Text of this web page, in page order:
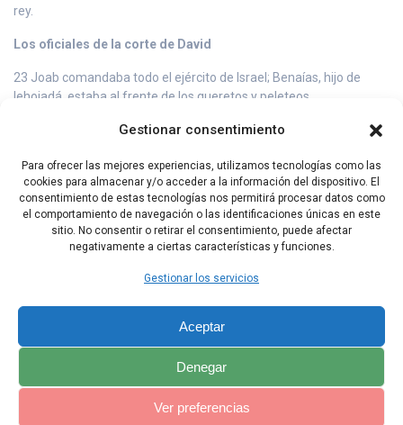
Gestionar consentimiento
Para ofrecer las mejores experiencias, utilizamos tecnologías como las
cookies para almacenar y/o acceder a la información del dispositivo. El
consentimiento de estas tecnologías nos permitirá procesar datos como
el comportamiento de navegación o las identificaciones únicas en este
sitio. No consentir o retirar el consentimiento, puede afectar
negativamente a ciertas características y funciones.
Gestionar los servicios
Aceptar
Denegar
Ver preferencias
rey.
Los oficiales de la corte de David
23 Joab comandaba todo el ejército de Israel; Benaías, hijo de
Iehoiadá, estaba al frente de los queretos y peleteos.
24 Adoram era el encargado del reclutamiento de trabajadores;
25 Seiá, el secretario; Sadoc y Abiatar, los sacerdotes.
26 También Irá, el jairita, era sacerdote de David.
Capítulo Anterior Capítulo Siguiente